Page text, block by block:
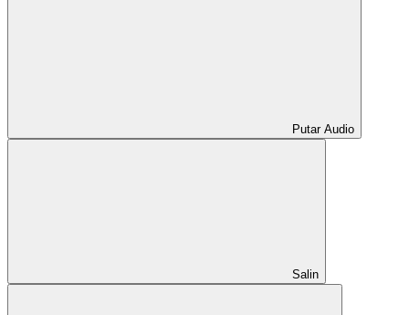
Putar Audio
Salin